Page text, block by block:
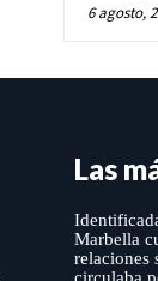
6 agosto,
Las
Marbella
relaciones